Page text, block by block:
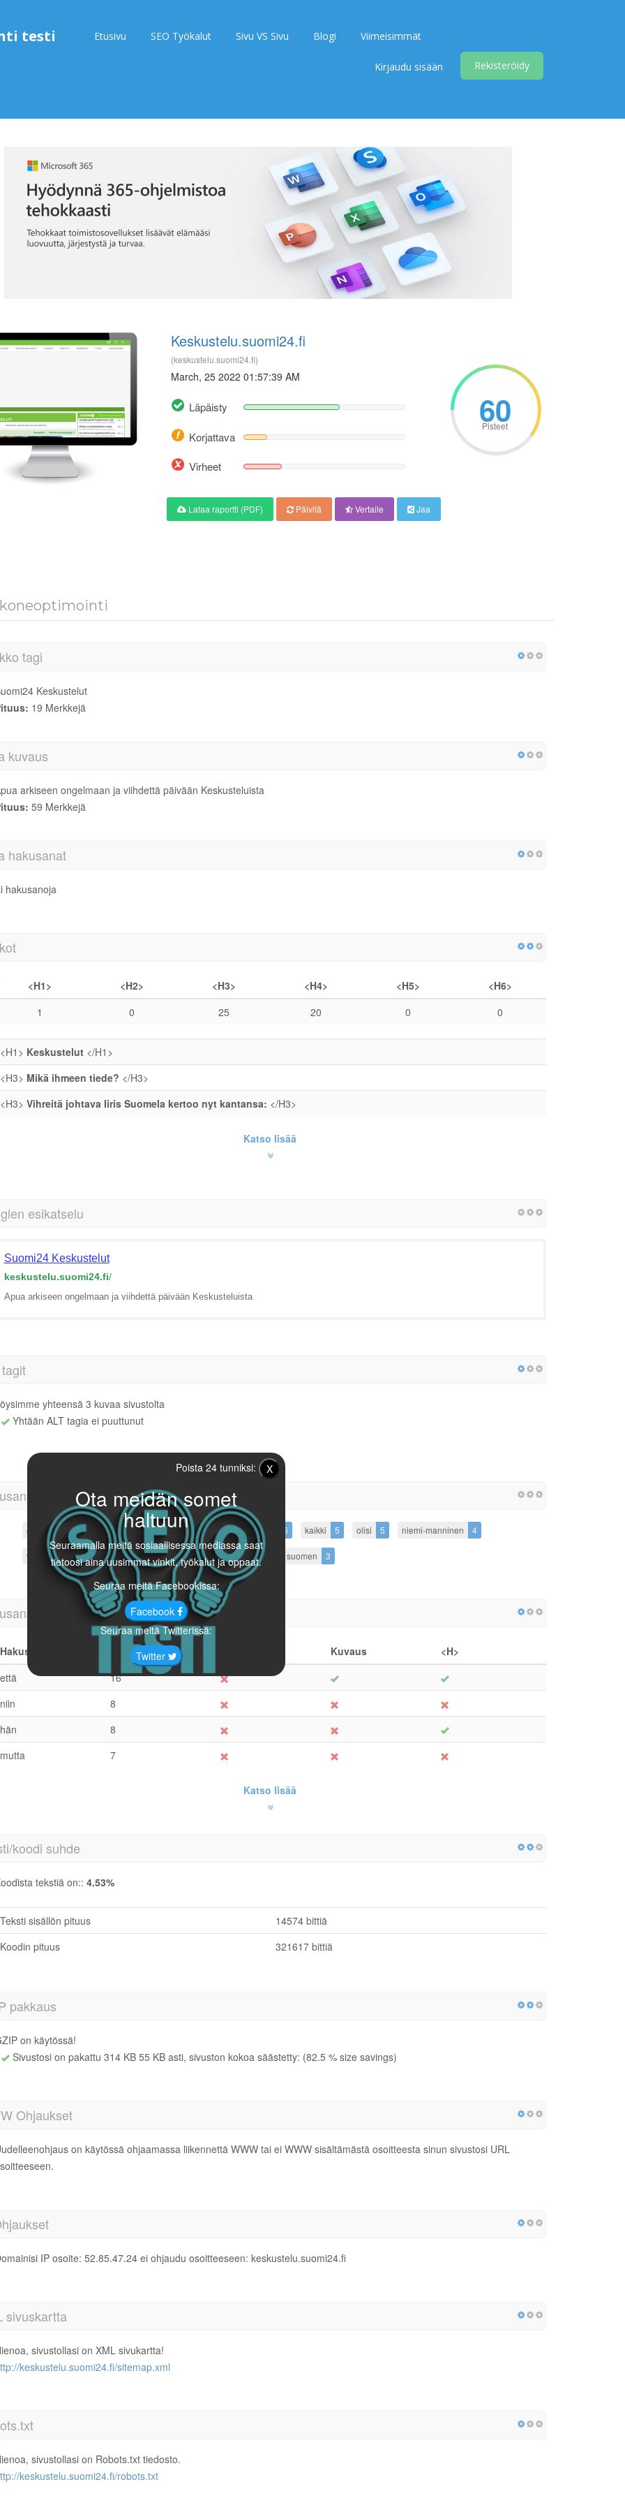
testi Etusivu SEO Työkalut Sivu VS Sivu Blogi Viimeisimmät
Kirjaudu sisään Rekisteröidy
Keskustelu.suomi24.fi
(keskustelu.suomi24.fi)
March, 25 2022 01:57:39 AM
Läpäisty
Korjattava
Virheet
60
Pisteet
Lataa raportti (PDF) Päivitä Vertaile Jaa
tagi
Keskustelut
19 Merkkejä
kuvaus
arkiseen ongelmaan ja viihdettä päivään Keskusteluista
59 Merkkejä
hakusanat
hakusanoja
<H1> <H2> <H3> <H4> <H5>
<H6>
1
0 25 20 0 0
<H1> Keskustelut</H1>
<H3> Mikä ihmeen tiede? </H3>
<H3> Vihreitä johtava Iiris Suomela kertoo nyt kantansa: </H3>
Katso lisää
esikatselu
Suomi24 Keskustelut
keskustelu.suomi24.fi/
Apua arkiseen ongelmaan ja viihdettä päivään Keskusteluista
yhteensä 3 kuvaa sivustolta
Yhtään ALT tagia ei puuttunut
että 16 niin hän 8 mutta 7 ovat 6 olla 6 kaikki 5 olisi 5 niemi-manninen 4
vaikka 4 rita 4 edelleen 3 olisiko 3 mitä 3 suomen 3
osuvuus
Hakusanat Toistuvuus Kuvaus
<H>
että
16
niin
8
hän
8
mutta
7
Katso lisää
koodi suhde
tekstiä on:: 4.53%
Teksti sisällön pituus
14574 bittiä
Koodin pituus
321617 bittiä
pakkaus
on käytössä!
Sivustosi on pakattu 314 KB 55 KB asti, sivuston kokoa säästetty: (82.5 % size savings)
Ohjaukset
on käytössä ohjaamassa liikennettä WWW tai ei WWW sisältämästä osoitteesta sinun sivustosi URL
IP osoite: 52.85.47.24 ei ohjaudu osoitteeseen: keskustelu.suomi24.fi
sivuskartta
sivustollasi on XML sivukartta!
keskustelu.suomi24.fi/sitemap.xml
sivustollasi on Robots.txt tiedosto.
keskustelu.suomi24.fi/robots.txt
Ota meidän somet
haltuun
Seuraamalla meitä sosiaallisessa mediassa saat
tietoosi aina uusimmat vinkit, työkalut ja oppaat.
Seuraa meitä Facebookissa:
Facebook
Seuraa meitä Twitterissä:
Twitter
Poista 24 tunniksi: X